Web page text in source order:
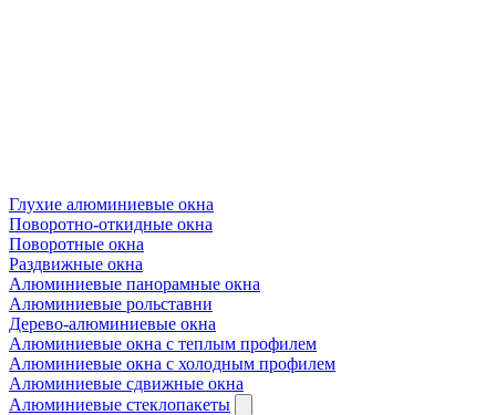
Глухие алюминиевые окна
Поворотно-откидные окна
Поворотные окна
Раздвижные окна
Алюминиевые панорамные окна
Алюминиевые рольставни
Дерево-алюминиевые окна
Алюминиевые окна с теплым профилем
Алюминиевые окна с холодным профилем
Алюминиевые сдвижные окна
Алюминиевые стеклопакеты